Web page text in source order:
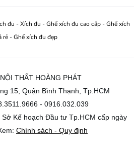
đu -Xích đu -Ghế xích đu cao cấp -Ghế xích
rẻ -Ghế xích đu đẹp
THẤT HOÀNG PHÁT
15, Quận Bình Thạnh, Tp.HCM
- 0916.032.039
Kế hoạch Đầu tư Tp.HCM cấp ngày
Chính sách - Quy định